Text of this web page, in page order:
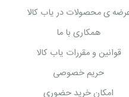
ی محصولات در یاب کالا
همکاری با ما
قوانین و مقررات یاب کالا
حریم خصوصی
امکان خرید حضوری